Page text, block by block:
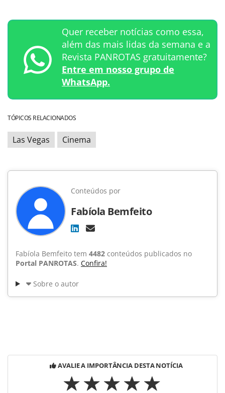
Quer receber notícias como essa,
além das mais lidas da semana e a
Revista PANROTAS gratuitamente?
Entre em nosso grupo de
WhatsApp.
TÓPICOS RELACIONADOS
Las Vegas Cinema
Conteúdos por
Fabíola Bemfeito
Fabíola Bemfeito tem 4482 conteúdos publicados no
Portal PANROTAS. Confira!
Sobre o autor
AVALIE A IMPORTÂNCIA DESTA NOTÍCIA